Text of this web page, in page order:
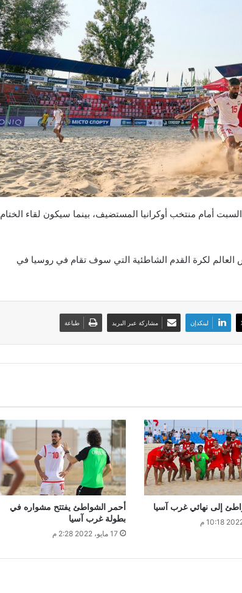
أمام منتخب أوكرانيا المستضيف، بينما سيكون لقاء الختام
العالم لكرة القدم الشاطئية التي سوف تقام في روسيا في
لينكدإن مشاركة عبر البريد طباعة
إلى نهائي غرب آسيا
أحمر الشواطئ يفتتح مشواره في
بطولة غرب آسيا
17 مايو، 2022 2:28 م